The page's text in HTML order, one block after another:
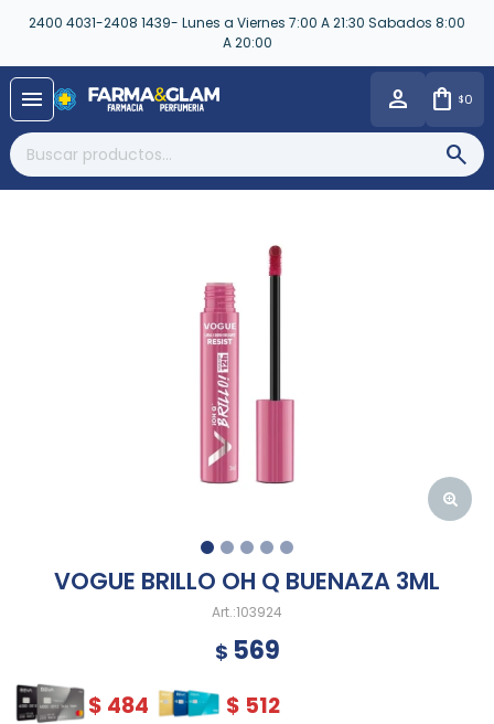
2400 4031-2408 1439- Lunes a Viernes 7:00 A 21:30 Sabados 8:00
A 20:00
menu $0
VOGUE BRILLO OH Q BUENAZA 3ML
103924
$ 569
$ 484 $ 512